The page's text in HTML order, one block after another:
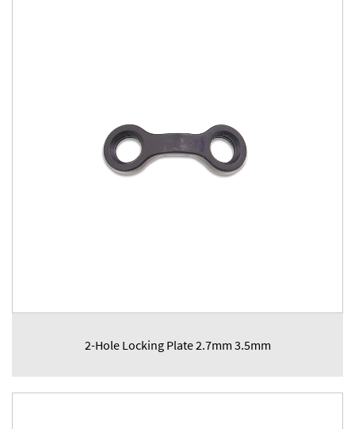
2-Hole Locking Plate 2.7mm 3.5mm